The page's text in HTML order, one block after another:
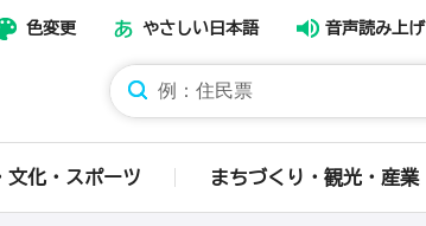
山市ホームページ
色変更 やさしい日本語 音声読み上げ
文化・スポーツ まちづくり・観光・産業